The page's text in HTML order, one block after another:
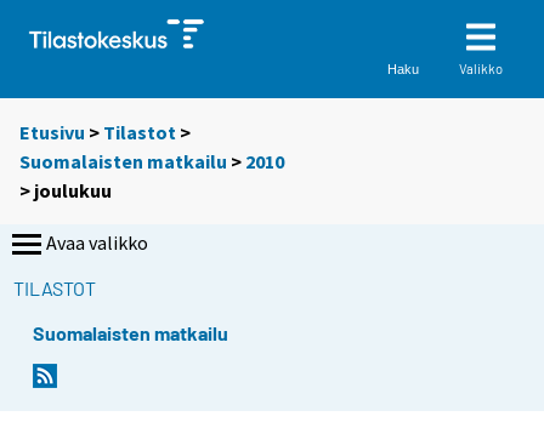
Haku Valikko
Etusivu > Tilastot >
Suomalaisten matkailu > 2010
> joulukuu
Avaa valikko
TILASTOT
Suomalaisten matkailu